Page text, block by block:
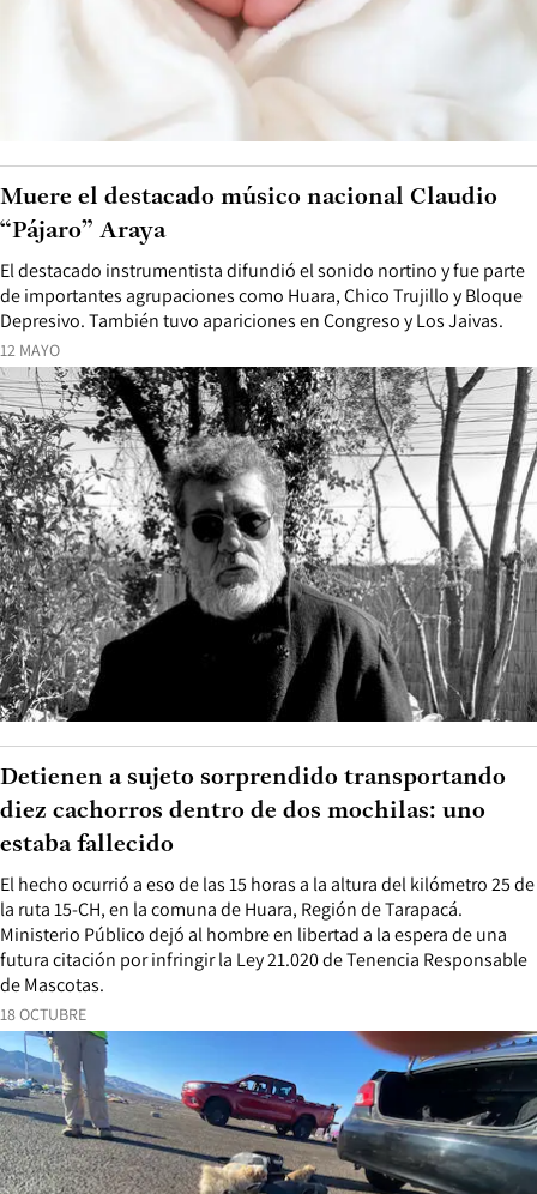
12 MAYO
El destacado instrumentista difundió el sonido nortino y fue parte
de importantes agrupaciones como Huara, Chico Trujillo y Bloque
Depresivo. También tuvo apariciones en Congreso y Los Jaivas.
Muere el destacado músico nacional Claudio
“Pájaro” Araya
18 OCTUBRE
El hecho ocurrió a eso de las 15 horas a la altura del kilómetro 25 de
la ruta 15-CH, en la comuna de Huara, Región de Tarapacá.
Ministerio Público dejó al hombre en libertad a la espera de una
futura citación por infringir la Ley 21.020 de Tenencia Responsable
de Mascotas.
Detienen a sujeto sorprendido transportando
diez cachorros dentro de dos mochilas: uno
estaba fallecido